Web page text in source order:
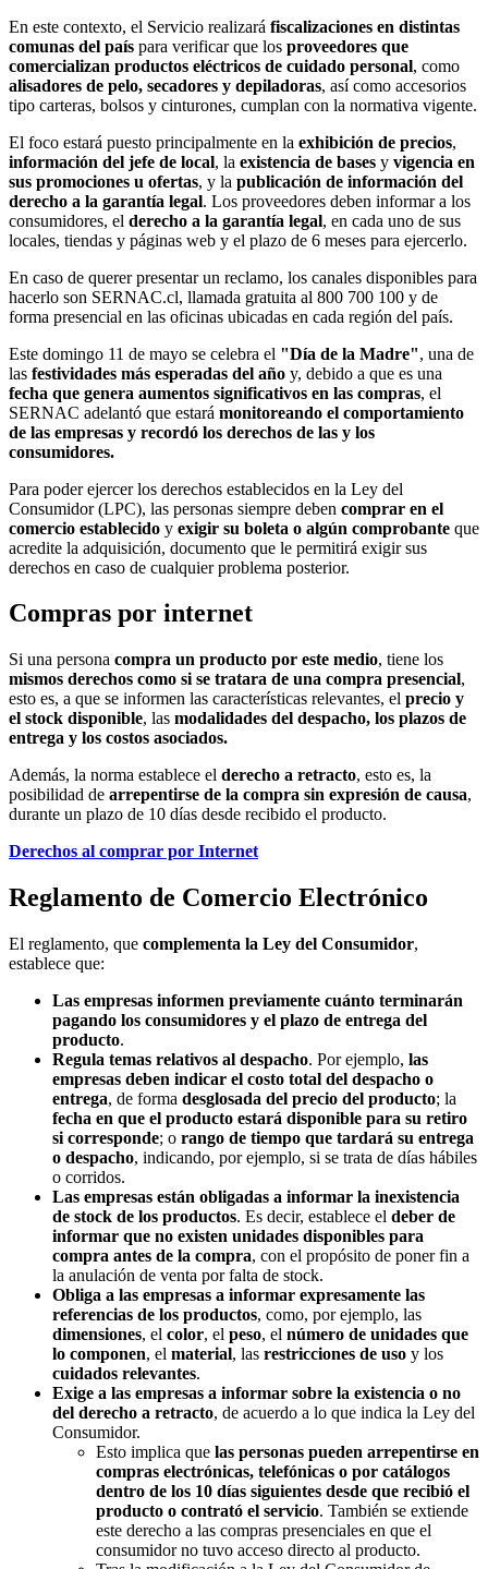
En este contexto, el Servicio realizará fiscalizaciones en distintas
comunas del país para verificar que los proveedores que
comercializan productos eléctricos de cuidado personal, como
alisadores de pelo, secadores y depiladoras, así como accesorios
tipo carteras, bolsos y cinturones, cumplan con la normativa vigente.
El foco estará puesto principalmente en la exhibición de precios,
información del jefe de local, la existencia de bases y vigencia en
sus promociones u ofertas, y la publicación de información del
derecho a la garantía legal. Los proveedores deben informar a los
consumidores, el derecho a la garantía legal, en cada uno de sus
locales, tiendas y páginas web y el plazo de 6 meses para ejercerlo.
En caso de querer presentar un reclamo, los canales disponibles para
hacerlo son SERNAC.cl, llamada gratuita al 800 700 100 y de
forma presencial en las oficinas ubicadas en cada región del país.
Este domingo 11 de mayo se celebra el "Día de la Madre", una de
las festividades más esperadas del año y, debido a que es una
fecha que genera aumentos significativos en las compras, el
SERNAC adelantó que estará monitoreando el comportamiento
de las empresas y recordó los derechos de las y los
consumidores.
Para poder ejercer los derechos establecidos en la Ley del
Consumidor (LPC), las personas siempre deben comprar en el
comercio establecido y exigir su boleta o algún comprobante que
acredite la adquisición, documento que le permitirá exigir sus
derechos en caso de cualquier problema posterior.
Compras por internet
Si una persona compra un producto por este medio, tiene los
mismos derechos como si se tratara de una compra presencial,
esto es, a que se informen las características relevantes, el precio y
el stock disponible, las modalidades del despacho, los plazos de
entrega y los costos asociados.
Además, la norma establece el derecho a retracto, esto es, la
posibilidad de arrepentirse de la compra sin expresión de causa,
durante un plazo de 10 días desde recibido el producto.
Derechos al comprar por Internet
Reglamento de Comercio Electrónico
El reglamento, que complementa la Ley del Consumidor,
establece que:
Las empresas informen previamente cuánto terminarán
pagando los consumidores y el plazo de entrega del
producto.
Regula temas relativos al despacho. Por ejemplo, las
empresas deben indicar el costo total del despacho o
entrega, de forma desglosada del precio del producto; la
fecha en que el producto estará disponible para su retiro
si corresponde; o rango de tiempo que tardará su entrega
o despacho, indicando, por ejemplo, si se trata de días hábiles
o corridos.
Las empresas están obligadas a informar la inexistencia
de stock de los productos. Es decir, establece el deber de
informar que no existen unidades disponibles para
compra antes de la compra, con el propósito de poner fin a
la anulación de venta por falta de stock.
Obliga a las empresas a informar expresamente las
referencias de los productos, como, por ejemplo, las
dimensiones, el color, el peso, el número de unidades que
lo componen, el material, las restricciones de uso y los
cuidados relevantes.
Exige a las empresas a informar sobre la existencia o no
del derecho a retracto, de acuerdo a lo que indica la Ley del
Consumidor.
Esto implica que las personas pueden arrepentirse en
compras electrónicas, telefónicas o por catálogos
dentro de los 10 días siguientes desde que recibió el
producto o contrató el servicio. También se extiende
este derecho a las compras presenciales en que el
consumidor no tuvo acceso directo al producto.